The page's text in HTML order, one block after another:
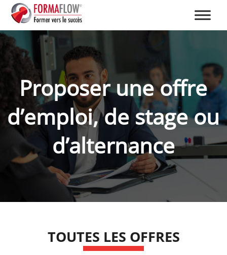
Proposer une offre
d’emploi, de stage ou
d’alternance
TOUTES LES OFFRES